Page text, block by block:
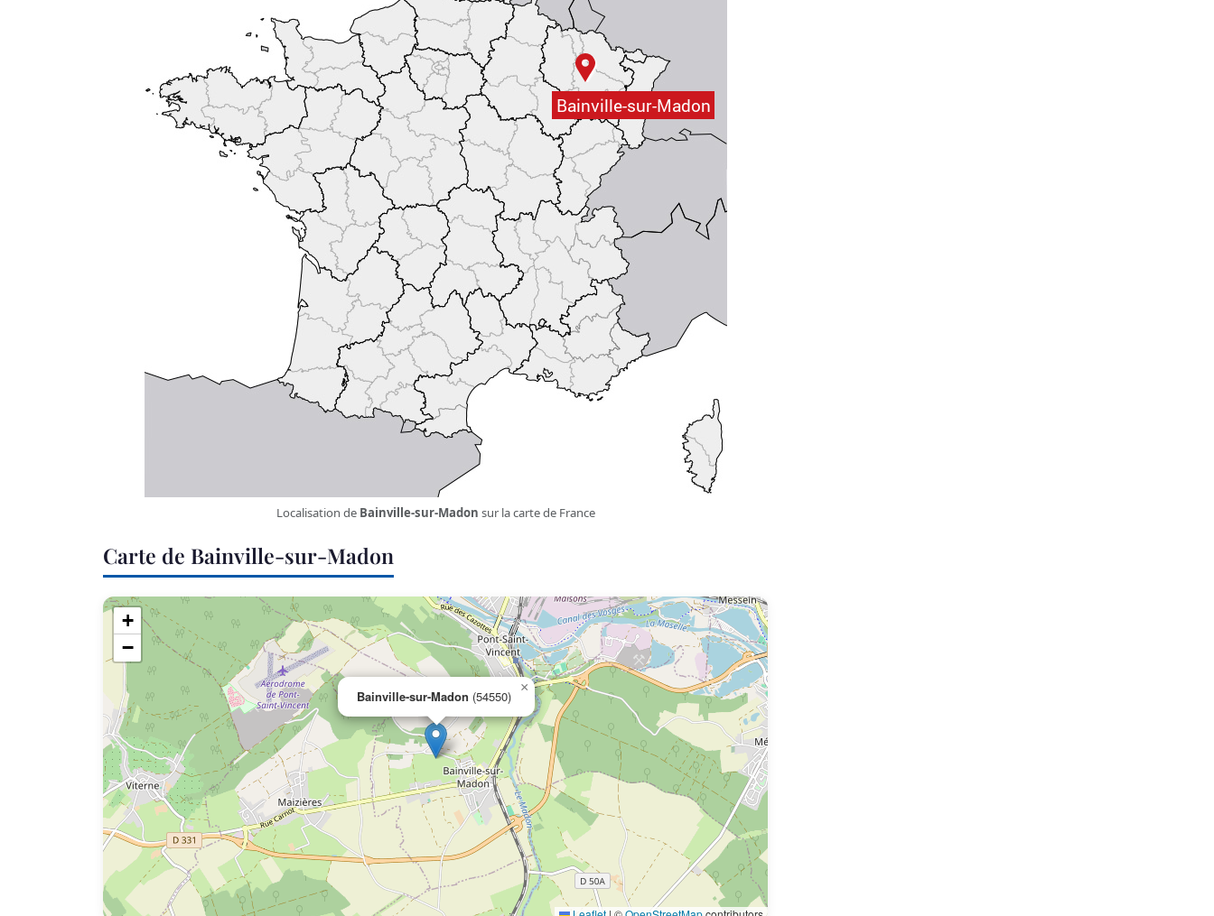
Localisation de Bainville-sur-Madon sur la carte de France
Carte de Bainville-sur-Madon
Bainville-sur-Madon (54550)
×
+
−